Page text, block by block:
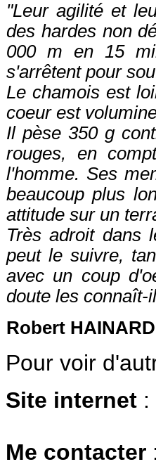
"Leur agilité et
des hardes non
000 m en 15
s'arrêtent pour
Le chamois est
coeur est
Il pèse 350 g
rouges, en
l'homme. Ses
beaucoup plus
attitude sur un
Très adroit dans
peut le suivre,
avec un coup
doute les connaît-
Robert
Pour voir
Site internet :
Me contacter :